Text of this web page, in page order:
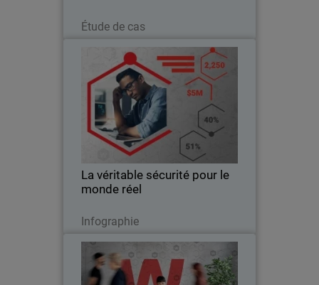
Étude de cas
La véritable sécurité pour le
monde réel
Infographie
La véritable sécurité pour le
monde réel
Une sécurité efficace, évolutive, fiable et
économique peut sembler hors de
portée. WatchGuard propose des
solutions réellement capables de relever
vos plus grands défis dans le monde
ThumbnailUne sécurité réelle pour le
monde réel